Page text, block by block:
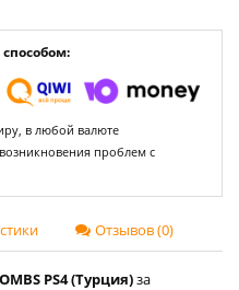
в любой валюте
проблем с
Отзывов (0)
PS4 (Турция)за